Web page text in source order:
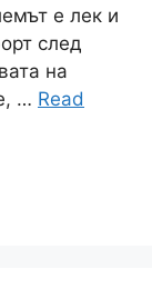
е лек и
след
на
… Read